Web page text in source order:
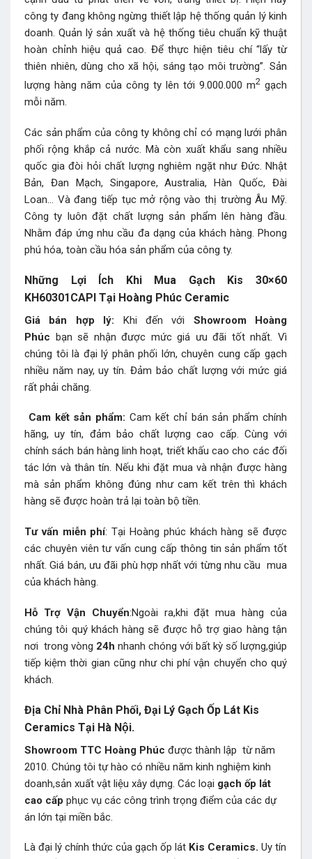
công ty đang không ngừng thiết lập hệ thống quản lý kinh
doanh. Quản lý sản xuất và hệ thống tiêu chuẩn kỹ thuật
hoàn chỉnh hiệu quả cao. Để thực hiện tiêu chí “lấy từ
thiên nhiên, dùng cho xã hội, sáng tạo môi trường”. Sản
lượng hàng năm của công ty lên tới 9.000.000 m2 gạch
mỗi năm.
Các sản phẩm của công ty không chỉ có mạng lưới phân
phối rộng khắp cả nước. Mà còn xuất khẩu sang nhiều
quốc gia đòi hỏi chất lượng nghiêm ngặt như Đức. Nhật
Bản, Đan Mạch, Singapore, Australia, Hàn Quốc, Đài
Loan… Và đang tiếp tục mở rộng vào thị trường Âu Mỹ.
Công ty luôn đặt chất lượng sản phẩm lên hàng đầu.
Nhằm đáp ứng nhu cầu đa dạng của khách hàng. Phong
phú hóa, toàn cầu hóa sản phẩm của công ty.
Những Lợi Ích Khi Mua Gạch Kis 30×60
KH60301CAPI Tại Hoàng Phúc Ceramic
Giá bán hợp lý: Khi đến với Showroom Hoàng
Phúc bạn sẽ nhận được mức giá ưu đãi tốt nhất. Vì
chúng tôi là đại lý phân phối lớn, chuyên cung cấp gạch
nhiều năm nay, uy tín. Đảm bảo chất lượng với mức giá
rất phải chăng.
Cam kết sản phẩm: Cam kết chỉ bán sản phẩm chính
hãng, uy tín, đảm bảo chất lượng cao cấp. Cùng với
chính sách bán hàng linh hoạt, triết khấu cao cho các đối
tác lớn và thân tín. Nếu khi đặt mua và nhận được hàng
mà sản phẩm không đúng như cam kết trên thì khách
hàng sẽ được hoàn trả lại toàn bộ tiền.
Tư vấn miễn phí: Tại Hoàng phúc khách hàng sẽ được
các chuyên viên tư vấn cung cấp thông tin sản phẩm tốt
nhất. Giá bán, ưu đãi phù hợp nhất với từng nhu cầu mua
của khách hàng.
Hỗ Trợ Vận Chuyển:Ngoài ra,khi đặt mua hàng của
chúng tôi quý khách hàng sẽ được hỗ trợ giao hàng tận
nơi trong vòng 24h nhanh chóng với bất kỳ số lượng,giúp
tiếp kiệm thời gian cũng như chi phí vận chuyển cho quý
khách.
Địa Chỉ Nhà Phân Phối, Đại Lý Gạch Ốp Lát Kis
Ceramics Tại Hà Nội.
Showroom TTC Hoàng Phúc được thành lập từ năm
2010. Chúng tôi tự hào có nhiều năm kinh nghiệm kinh
doanh,sản xuất vật liệu xây dựng. Các loại gạch ốp lát
cao cấp phục vụ các công trình trọng điểm của các dự
án lớn tại miền bắc.
Là đại lý chính thức của gạch ốp lát Kis Ceramics. Uy tín